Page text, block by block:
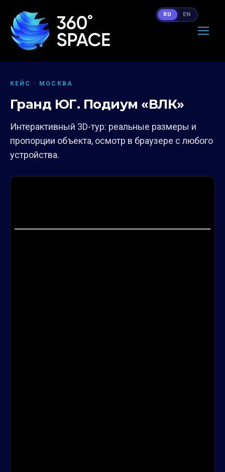
КЕЙС · МОСКВА
Гранд ЮГ. Подиум «ВЛК»
Интерактивный 3D-тур: реальные размеры и
пропорции объекта, осмотр в браузере с любого
устройства.
RU EN